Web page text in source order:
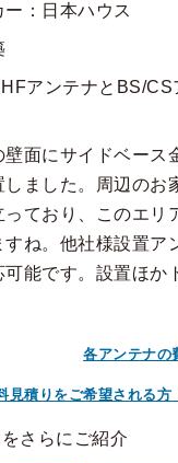
：日本ハウス
アンテナとBS/CS
面にサイドベース
しました。周辺のお
っており、このエリ
すね。他社様設置ア
能です。設置ほか
各アンテナの
見積りをご希望される方
さらにご紹介